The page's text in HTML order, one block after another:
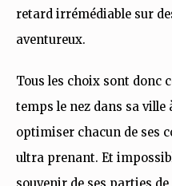
retard irrémédiable sur
aventureux.
Tous les choix sont donc
temps le nez dans sa ville
optimiser chacun de ses
ultra prenant. Et